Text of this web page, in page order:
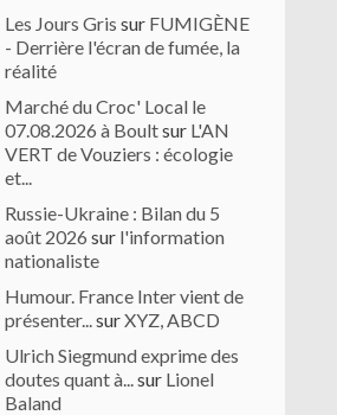
Les Jours Gris sur FUMIGÈNE
- Derrière l'écran de fumée, la
réalité
Marché du Croc' Local le
07.08.2026 à Boultsur L'AN
VERT de Vouziers : écologie
et...
Russie-Ukraine : Bilan du 5
août 2026 sur l'information
nationaliste
Humour. France Inter vient de
présenter...surXYZ, ABCD
Ulrich Siegmund exprime des
doutes quant à...sur Lionel
Baland